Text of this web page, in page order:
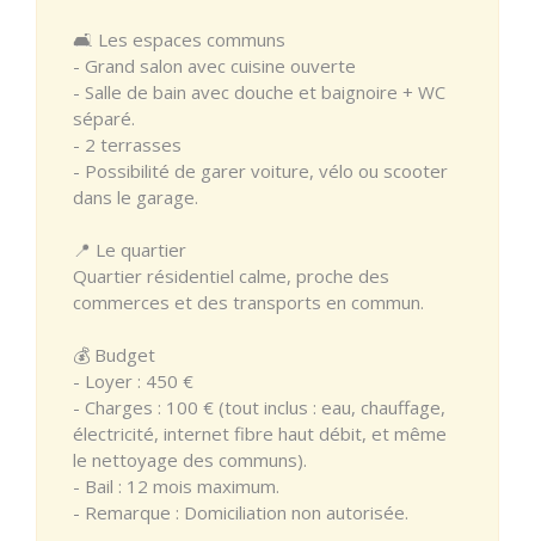
🛋️ Les espaces communs
- Grand salon avec cuisine ouverte
- Salle de bain avec douche et baignoire + WC
séparé.
- 2 terrasses
- Possibilité de garer voiture, vélo ou scooter
dans le garage.
📍 Le quartier
Quartier résidentiel calme, proche des
commerces et des transports en commun.
💰 Budget
- Loyer : 450 €
- Charges : 100 € (tout inclus : eau, chauffage,
électricité, internet fibre haut débit, et même
le nettoyage des communs).
- Bail : 12 mois maximum.
- Remarque : Domiciliation non autorisée.